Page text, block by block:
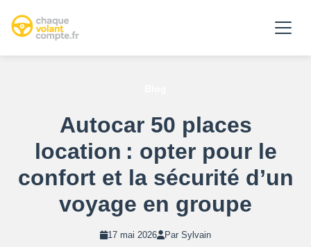
Autocar 50 places
location : opter pour le
confort et la sécurité d’un
voyage en groupe
17 mai 2026 Par Sylvain